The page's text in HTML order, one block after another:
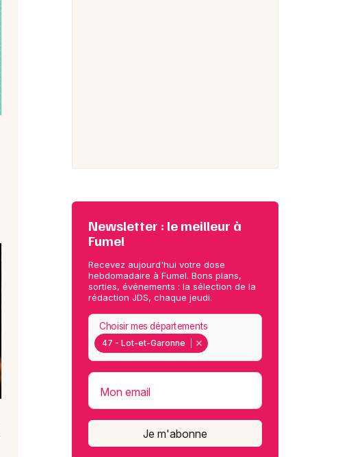
Newsletter : le meilleur à
Fumel
Recevez aujourd'hui votre dose
hebdomadaire à Fumel. Bons plans,
sorties, événements : la sélection de la
rédaction JDS, chaque jeudi.
47 - Lot-et-Garonne
Choisir mes départements
Mon email
Je m'abonne